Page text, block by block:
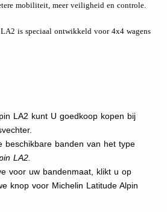
mobiliteit, meer veiligheid en controle.
is speciaal ontwikkeld voor 4x4 wagens
LA2 kunt U goedkoop kopen bij
beschikbare banden van het type
LA2.
voor uw bandenmaat, klikt u op
knop voor Michelin Latitude Alpin